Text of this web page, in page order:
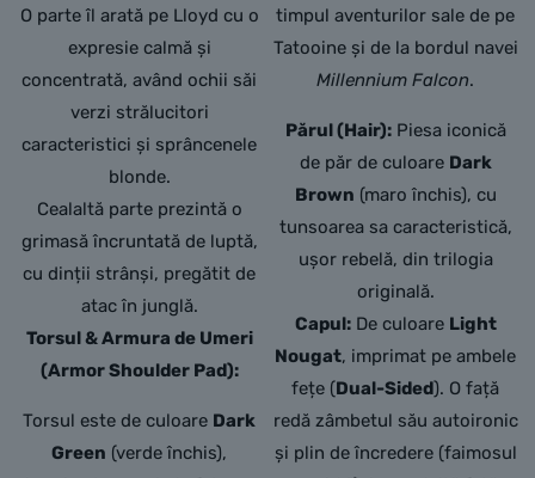
O parte îl arată pe Lloyd cu o
expresie calmă și
concentrată, având ochii săi
verzi strălucitori
caracteristici și sprâncenele
blonde.
Cealaltă parte prezintă o
grimasă încruntată de luptă,
cu dinții strânși, pregătit de
atac în junglă.
Torsul & Armura de Umeri
(Armor Shoulder Pad):
Torsul este de culoare Dark
Green (verde închis),
timpul aventurilor sale de pe
Tatooine și de la bordul navei
Millennium Falcon.
Părul (Hair):Piesa iconică
de păr de culoare Dark
Brown (maro închis), cu
tunsoarea sa caracteristică,
ușor rebelă, din trilogia
originală.
Capul:De culoare Light
Nougat, imprimat pe ambele
fețe (Dual-Sided). O față
redă zâmbetul său autoironic
și plin de încredere (faimosul